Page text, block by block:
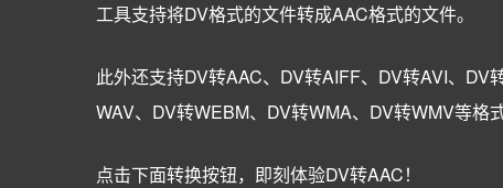
工具支持将DV格式的文件转成AAC格式的文件。
此外还支持DV转AAC、DV转AIFF、DV转AVI、
WAV、DV转WEBM、DV转WMA、DV转WMV等格
点击下面转换按钮，即刻体验DV转AAC！